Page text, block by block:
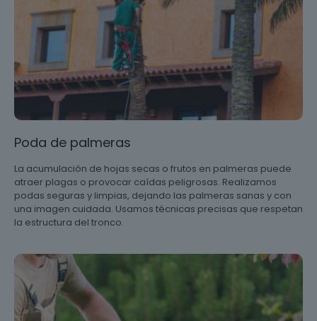
Poda de palmeras
La acumulación de hojas secas o frutos en palmeras puede
atraer plagas o provocar caídas peligrosas. Realizamos
podas seguras y limpias, dejando las palmeras sanas y con
una imagen cuidada. Usamos técnicas precisas que respetan
la estructura del tronco.